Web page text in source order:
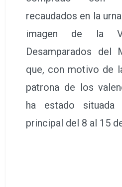
recaudados en la
imagen de la
Desamparados del
que, con motivo de
patrona de los
ha estado
principal del 8 al 15